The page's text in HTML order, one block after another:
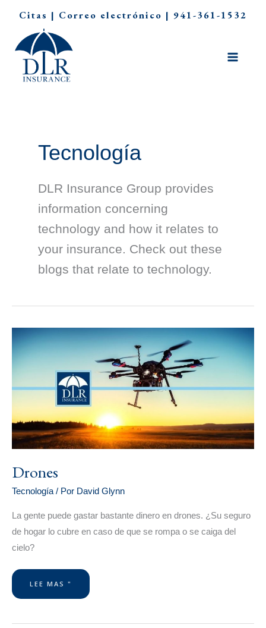
contenido
Citas | Correo electrónico | 941-361-1532
Tecnología
DLR Insurance Group provides
information concerning
technology and how it relates to
your insurance. Check out these
blogs that relate to technology.
Drones
Tecnología / Por David Glynn
La gente puede gastar bastante dinero en drones. ¿Su seguro
de hogar lo cubre en caso de que se rompa o se caiga del
cielo?
DRONES
LEE MAS "